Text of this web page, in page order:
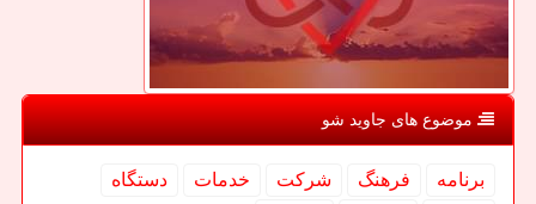
موضوع های جاوید شو
برنامه فرهنگ شركت خدمات
دستگاه